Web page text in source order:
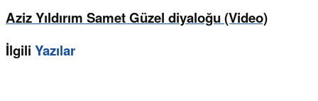
Aziz Yıldırım Samet Güzel diyaloğu (Video)
İlgili Yazılar